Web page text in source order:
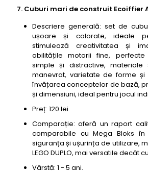
7. Cuburi mari de construit Ecoiffier
Descriere generală: set de
ușoare și colorate, ideale
stimulează creativitatea și
abilitățile motorii fine, perfecte
simple și distractive,
manevrat, varietate de forme și
învățarea conceptelor de bază,
și dimensiuni, ideal pentru jocul
Preț: 120 lei.
Comparație: oferă un raport
comparabile cu Mega Bloks
siguranța și ușurința de utilizare,
LEGO DUPLO, mai versatile decât
Vârstă: 1 - 5 ani.